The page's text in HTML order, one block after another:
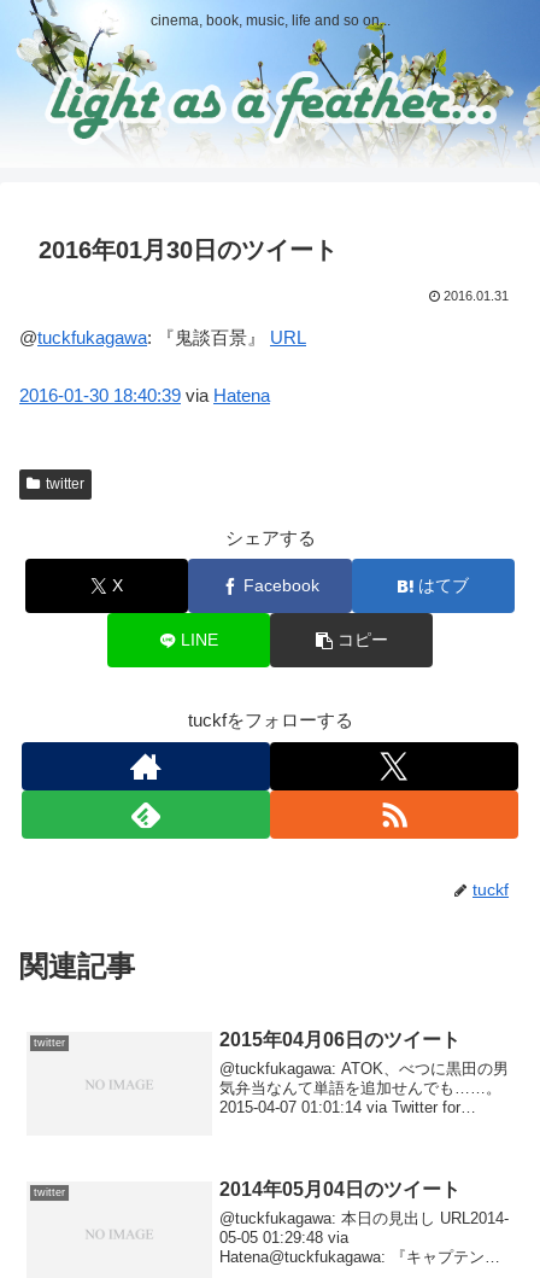
cinema, book, music, life and so on...
2016年01月30日のツイート
2016.01.31
@tuckfukagawa: 『鬼談百景』 URL
2016-01-30 18:40:39 via Hatena
twitter
シェアする
X Facebook はてブ
LINE コピー
tuckfをフォローする
tuckf
関連記事
twitter 2015年04月06日のツイート
@tuckfukagawa: ATOK、べつに黒田の男
気弁当なんて単語を追加せんでも……。
2015-04-07 01:01:14 via Twitter for
twitter 2014年05月04日のツイート
@tuckfukagawa: 本日の見出し URL2014-
05-05 01:29:48 via
Hatena@tuckfukagawa: 『キャプテン・